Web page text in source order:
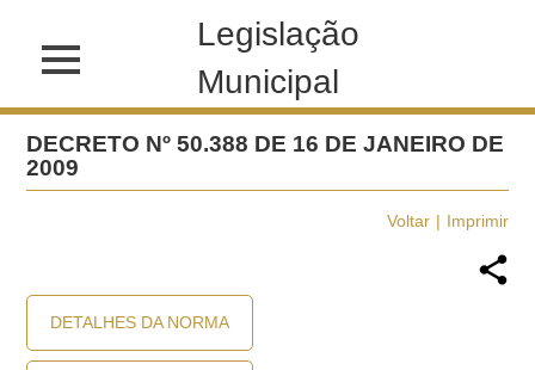
Legislação
Municipal
DECRETO Nº 50.388 DE 16 DE JANEIRO DE
2009
Voltar Imprimir
DETALHES DA NORMA